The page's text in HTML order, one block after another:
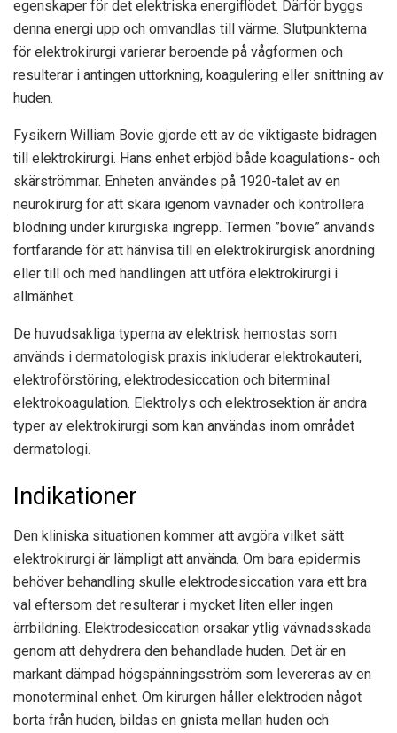
egenskaper för det elektriska energiflödet. Därför byggs
denna energi upp och omvandlas till värme. Slutpunkterna
för elektrokirurgi varierar beroende på vågformen och
resulterar i antingen uttorkning, koagulering eller snittning av
huden.
Fysikern William Bovie gjorde ett av de viktigaste bidragen
till elektrokirurgi. Hans enhet erbjöd både koagulations- och
skärströmmar. Enheten användes på 1920-talet av en
neurokirurg för att skära igenom vävnader och kontrollera
blödning under kirurgiska ingrepp. Termen ”bovie” används
fortfarande för att hänvisa till en elektrokirurgisk anordning
eller till och med handlingen att utföra elektrokirurgi i
allmänhet.
De huvudsakliga typerna av elektrisk hemostas som
används i dermatologisk praxis inkluderar elektrokauteri,
elektroförstöring, elektrodesiccation och biterminal
elektrokoagulation. Elektrolys och elektrosektion är andra
typer av elektrokirurgi som kan användas inom området
dermatologi.
Indikationer
Den kliniska situationen kommer att avgöra vilket sätt
elektrokirurgi är lämpligt att använda. Om bara epidermis
behöver behandling skulle elektrodesiccation vara ett bra
val eftersom det resulterar i mycket liten eller ingen
ärrbildning. Elektrodesiccation orsakar ytlig vävnadsskada
genom att dehydrera den behandlade huden. Det är en
markant dämpad högspänningsström som levereras av en
monoterminal enhet. Om kirurgen håller elektroden något
borta från huden, bildas en gnista mellan huden och